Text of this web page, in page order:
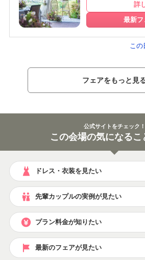
詳
最新フ
こ
フェアをもっと見
公式サイトをチェック！
この会場の気になるこ
ドレス・衣装を見たい
先輩カップルの実例が見たい
プラン料金が知りたい
最新のフェアが見たい